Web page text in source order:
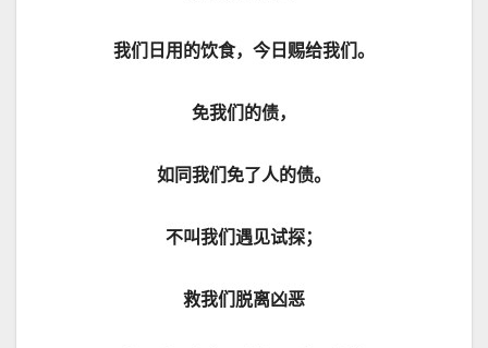
我们日用的饮食，今日赐给我们。
免我们的债，
如同我们免了人的债。
不叫我们遇见试探；
救我们脱离凶恶